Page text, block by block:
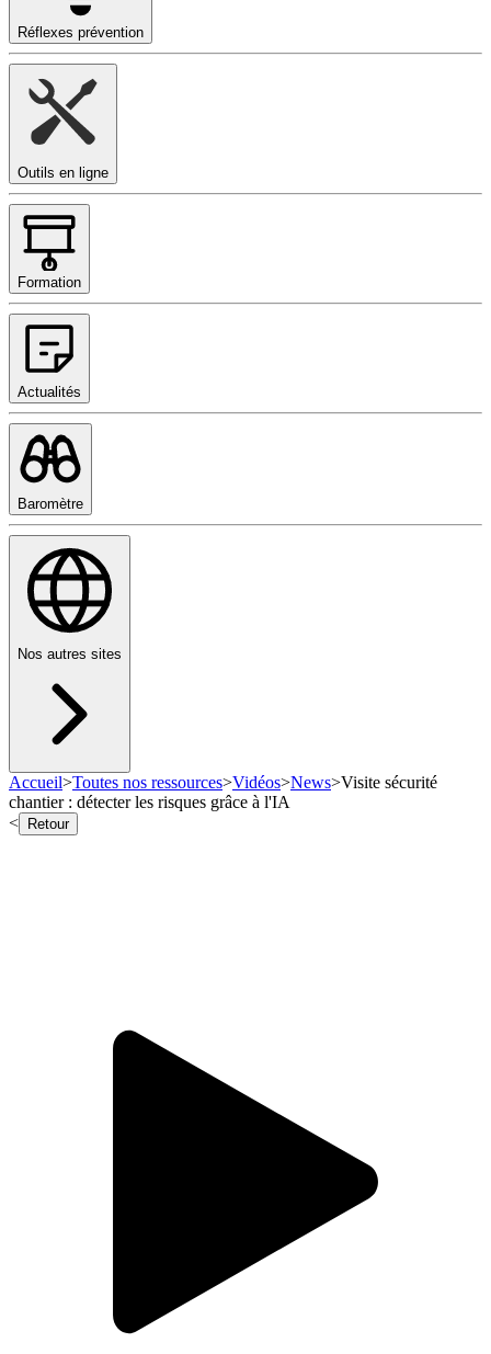
Réflexes prévention
Outils en ligne
Formation
Actualités
Baromètre
Nos autres sites
Accueil>Toutes nos ressources>Vidéos>News>Visite sécurité
chantier : détecter les risques grâce à l'IA
<
Retour